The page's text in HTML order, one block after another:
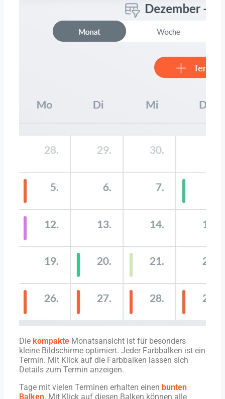
Die kompakte Monatsansicht ist für besonders
kleine Bildschirme optimiert. Jeder Farbbalken ist ein
Termin. Mit Klick auf die Farbbalken lassen sich
Details zum Termin anzeigen.
Tage mit vielen Terminen erhalten einen bunten
Balken. Mit Klick auf diesen Balken können alle